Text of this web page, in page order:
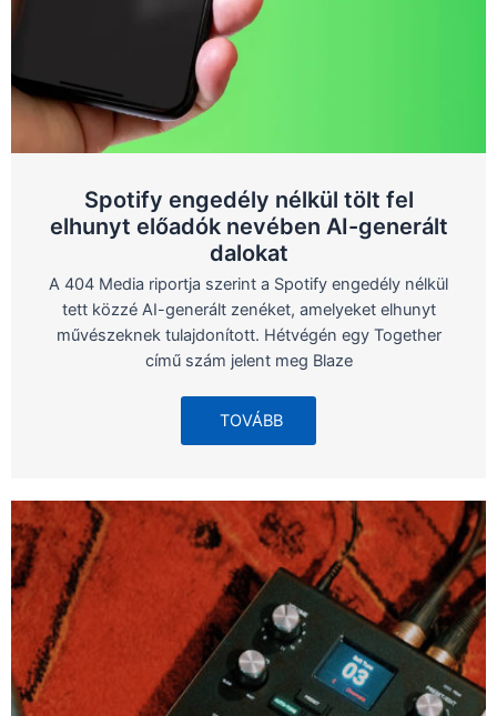
Spotify engedély nélkül tölt fel
elhunyt előadók nevében AI-generált
dalokat
A 404 Media riportja szerint a Spotify engedély nélkül
tett közzé AI-generált zenéket, amelyeket elhunyt
művészeknek tulajdonított. Hétvégén egy Together
című szám jelent meg Blaze
TOVÁBB